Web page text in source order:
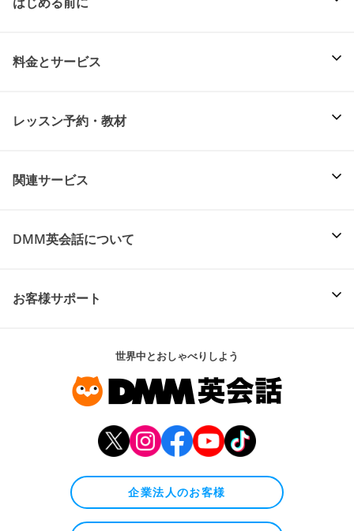
料金とサービス
レッスン予約・教材
関連サービス
DMM英会話について
お客様サポート
世界中とおしゃべりしよう
企業法人のお客様